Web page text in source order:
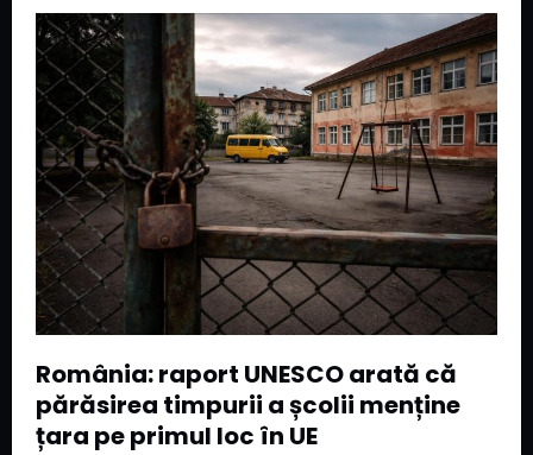
România: raport UNESCO arată că
părăsirea timpurii a școlii menține
țara pe primul loc în UE